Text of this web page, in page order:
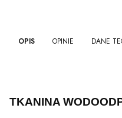
OPIS OPINIE DANE
TKANINA